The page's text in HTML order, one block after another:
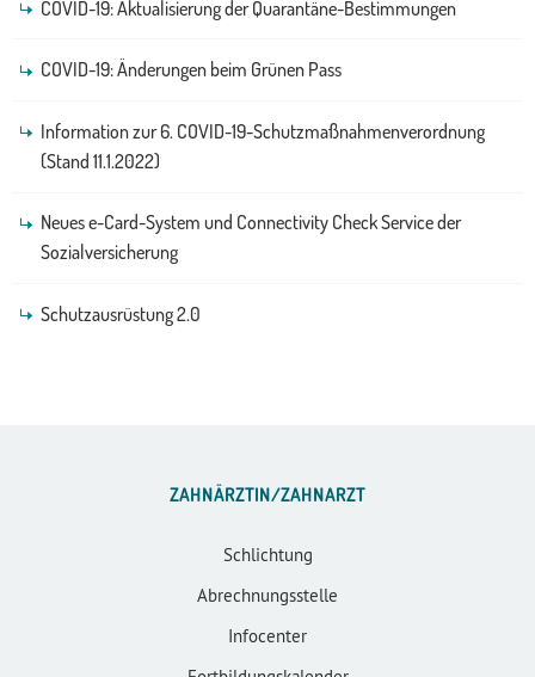
COVID-19: Aktualisierung der Quarantäne-Bestimmungen
COVID-19: Änderungen beim Grünen Pass
Information zur 6. COVID-19-Schutzmaßnahmenverordnung
(Stand 11.1.2022)
Neues e-Card-System und Connectivity Check Service der
Sozialversicherung
Schutzausrüstung 2.0
ZAHNÄRZTIN/ZAHNARZT
Schlichtung
Abrechnungsstelle
Infocenter